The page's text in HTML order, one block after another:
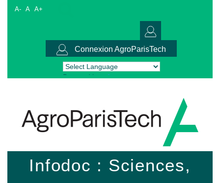
A- A A+
Connexion AgroParisTech
Powered by Translate
Infodoc : Sciences,